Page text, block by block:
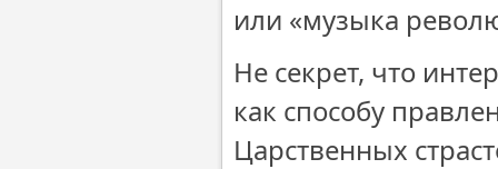
или «музыка
Не секрет, что
как способу
Царственных